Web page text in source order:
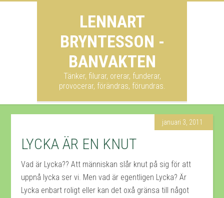
LENNART
BRYNTESSON -
BANVAKTEN
Tänker, filurar, orerar, funderar,
provocerar, förändras, förundras.
januari 3, 2011
LYCKA ÄR EN KNUT
Vad är Lycka?? Att människan slår knut på sig för att
uppnå lycka ser vi. Men vad är egentligen Lycka? Är
Lycka enbart roligt eller kan det oxå gränsa till något